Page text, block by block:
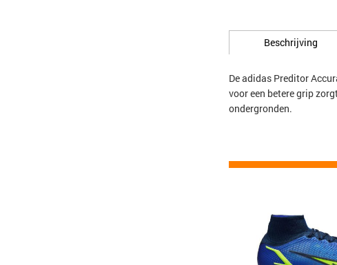
Beschrijving
De adidas Preditor
voor een betere grip
ondergronden.